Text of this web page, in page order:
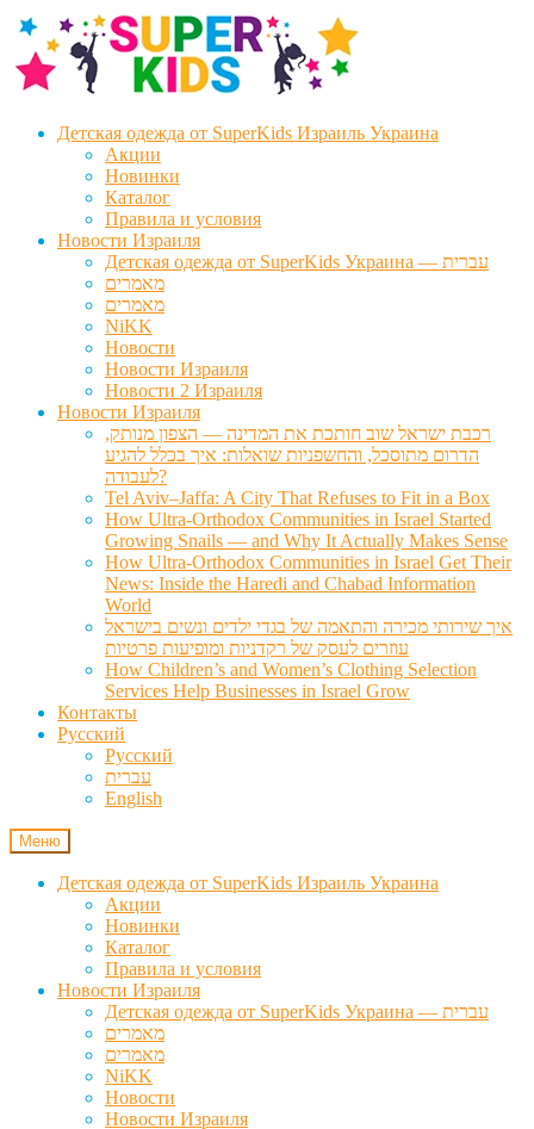
Перейти
навигации
Перейти
содержимому
Детская одежда от SuperKids Израиль Украина
Акции
Новинки
Каталог
Правила и условия
Новости Израиля
Детская одежда от SuperKids Украина — עברית
מאמרים
מאמרים
NiKK
Новости
Новости Израиля
Новости 2 Израиля
Новости Израиля
רכבת ישראל שוב חותכת את המדינה — הצפון מנותק,
הדרום מתוסכל, והחשפניות שואלות: איך בכלל להגיע
לעבודה?
Tel Aviv–Jaffa: A City That Refuses to Fit in a Box
How Ultra-Orthodox Communities in Israel Started
Growing Snails — and Why It Actually Makes Sense
How Ultra-Orthodox Communities in Israel Get Their
News: Inside the Haredi and Chabad Information
World
איך שירותי מכירה והתאמה של בגדי ילדים ונשים בישראל
עוזרים לעסק של רקדניות ומופיעות פרטיות
How Children’s and Women’s Clothing Selection
Services Help Businesses in Israel Grow
Контакты
Русский
Русский
עברית
English
Меню
Детская одежда от SuperKids Израиль Украина
Акции
Новинки
Каталог
Правила и условия
Новости Израиля
Детская одежда от SuperKids Украина — עברית
מאמרים
מאמרים
NiKK
Новости
Новости Израиля